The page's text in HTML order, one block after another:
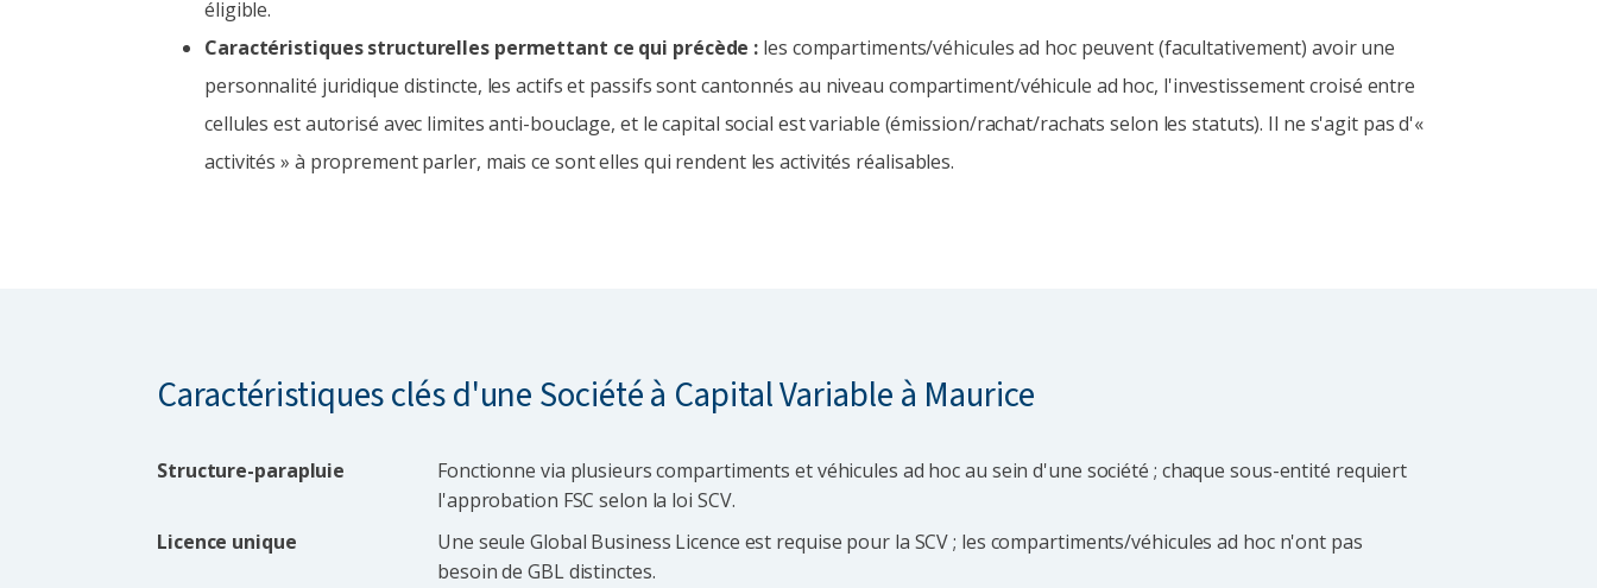
éligible.
Caractéristiques structurelles permettant ce qui précède : les compartiments/véhicules ad hoc peuvent (facultativement) avoir une
personnalité juridique distincte, les actifs et passifs sont cantonnés au niveau compartiment/véhicule ad hoc, l'investissement croisé entre
cellules est autorisé avec limites anti-bouclage, et le capital social est variable (émission/rachat/rachats selon les statuts). Il ne s'agit pas d'«
activités » à proprement parler, mais ce sont elles qui rendent les activités réalisables.
Caractéristiques clés d'une Société à Capital Variable à Maurice
Structure-parapluie
Fonctionne via plusieurs compartiments et véhicules ad hoc au sein d'une société ; chaque sous-entité requiert
l'approbation FSC selon la loi SCV.
Licence unique
Une seule Global Business Licence est requise pour la SCV ; les compartiments/véhicules ad hoc n'ont pas
besoin de GBL distinctes.